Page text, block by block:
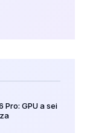
Pro: GPU a sei